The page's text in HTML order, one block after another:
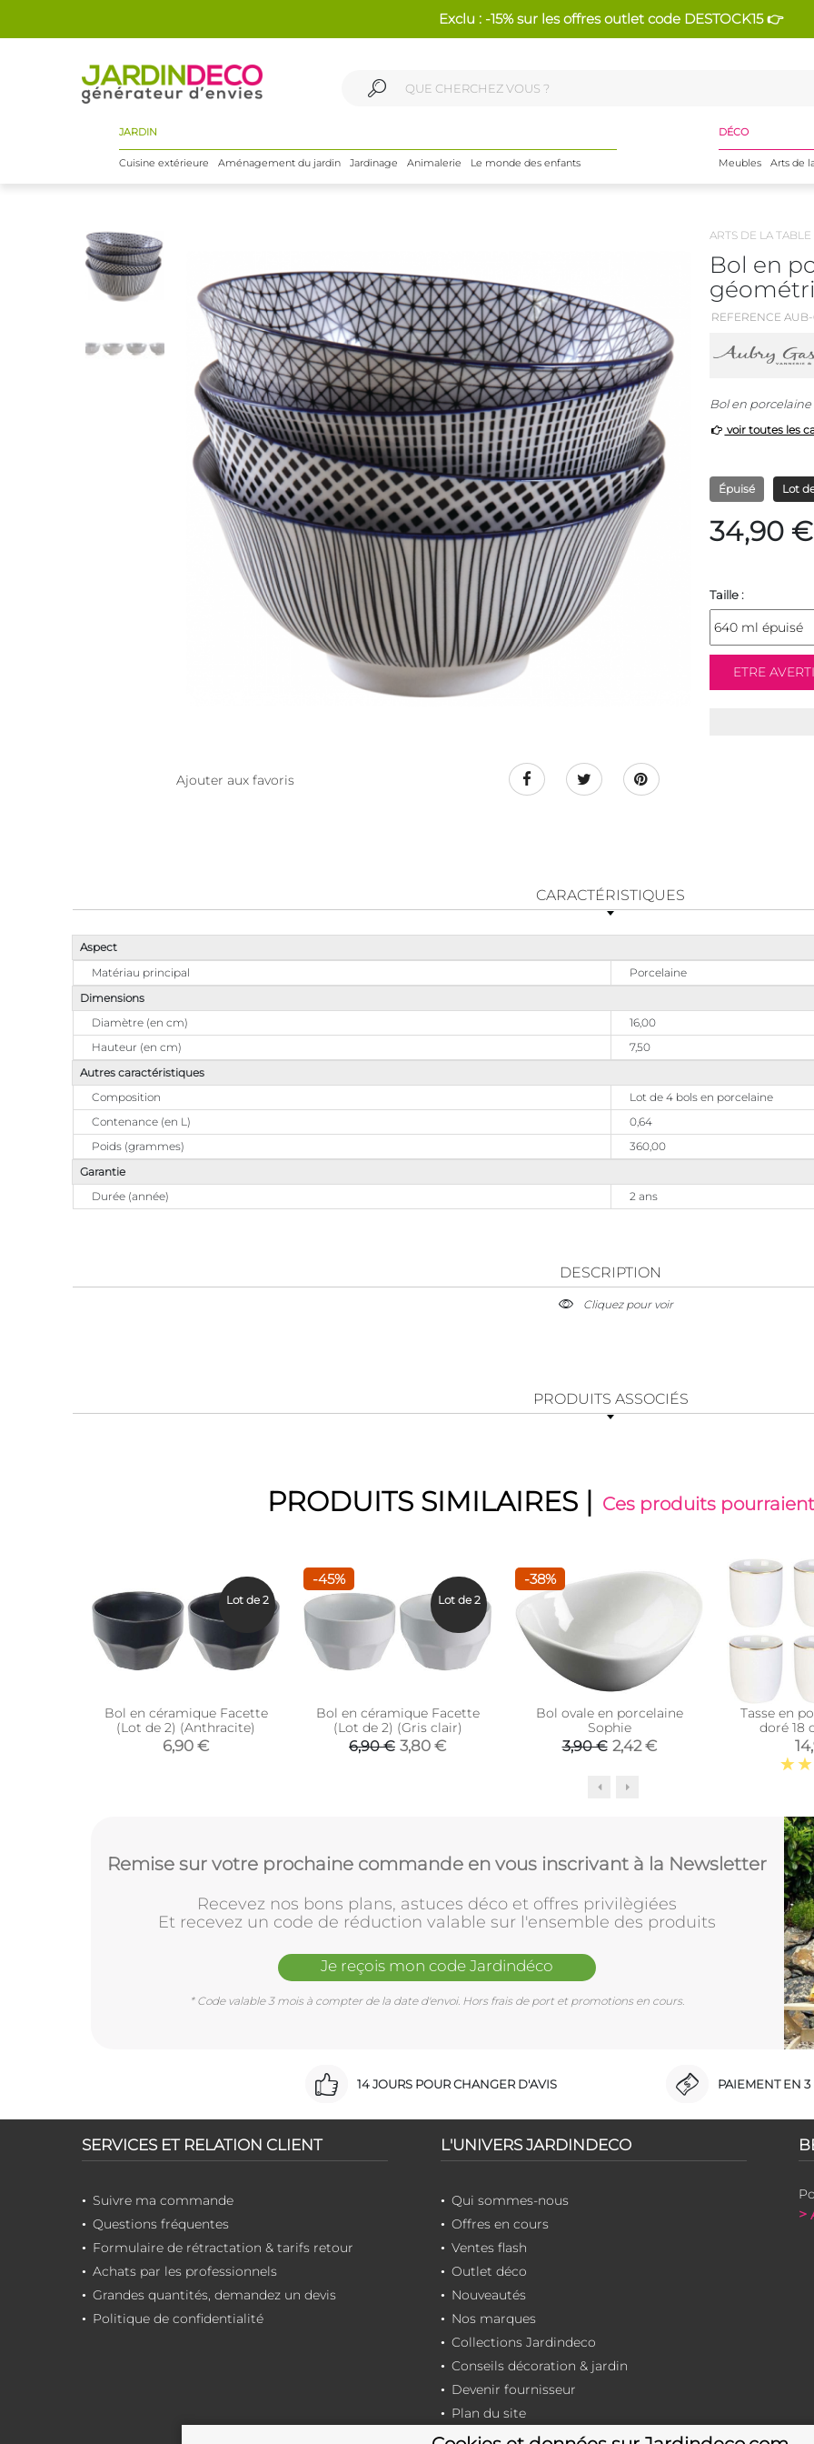
Exclu : -15% sur les offres outlet code DESTOCK15 👉
JARDIN
Cuisine extérieure Aménagement du jardin Jardinage Animalerie Le monde des enfants
DÉCO
Meubles Arts de
Ajouter aux favoris
ARTS DE LA TABLE
Bol en
REFERENCE
Bol en porcelaine
voir toutes les
Épuisé Lot
34,90 €
Taille :
CARACTÉRISTIQUES
Aspect
Matériau principal
Porcelaine
Dimensions
Diamètre (en cm)
16,00
Hauteur (en cm)
7,50
Autres caractéristiques
Composition
Lot de 4 bols en porcelaine
Contenance (en L)
0,64
Poids (grammes)
360,00
Garantie
Durée (année)
2 ans
DESCRIPTION
Cliquez pour voir
PRODUITS ASSOCIÉS
PRODUITS SIMILAIRES | Ces produits
Bol en céramique Facette
(Lot de 2) (Anthracite)
6,90 €
Lot de 2
-45%
Bol en céramique Facette
(Lot de 2) (Gris clair)
6,90 € 3,80 €
Lot de 2
-38%
Bol ovale en porcelaine
Sophie
3,90 € 2,42 €
Tasse en
doré 18
Remise sur votre prochaine commande en vous inscrivant à la Newsletter
Recevez nos bons plans, astuces déco et offres privilègiées
Et recevez un code de réduction valable sur l'ensemble des produits
Je reçois mon code Jardindéco
* Code valable 3 mois à compter de la date d'envoi. Hors frais de port et promotions en cours.
14 JOURS POUR CHANGER D'AVIS PAIEMENT EN 3
SERVICES ET RELATION CLIENT
Suivre ma commande
Questions fréquentes
Formulaire de rétractation & tarifs retour
Achats par les professionnels
Grandes quantités, demandez un devis
Politique de confidentialité
L'UNIVERS JARDINDECO
Qui sommes-nous
Offres en cours
Ventes flash
Outlet déco
Nouveautés
Nos marques
Collections Jardindeco
Conseils décoration & jardin
Devenir fournisseur
Plan du site
>